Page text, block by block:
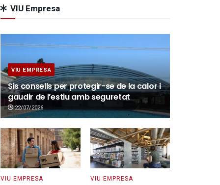
VIU Empresa
VIU EMPRESA
Sis consells per protegir-se de la calor i
gaudir de l’estiu amb seguretat
22/07/2026
VIU EMPRESA VIU EMPRESA